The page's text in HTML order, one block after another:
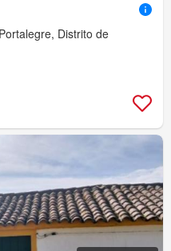
Distrito de